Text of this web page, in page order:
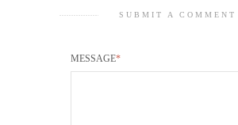
SUBMIT A COMMENT
MESSAGE*